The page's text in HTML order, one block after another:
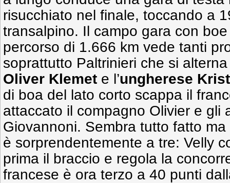
risucchiato nel finale, toccando a
transalpino. Il campo gara con
percorso di 1.666 km vede tanti
soprattutto Paltrinieri che si
Oliver Klemet e l’ungherese
di boa del lato corto scappa il
attaccato il compagno Olivier e gli
Giovannoni. Sembra tutto fatto
è sorprendentemente a tre: Velly
prima il braccio e regola la
francese è ora terzo a 40 punti